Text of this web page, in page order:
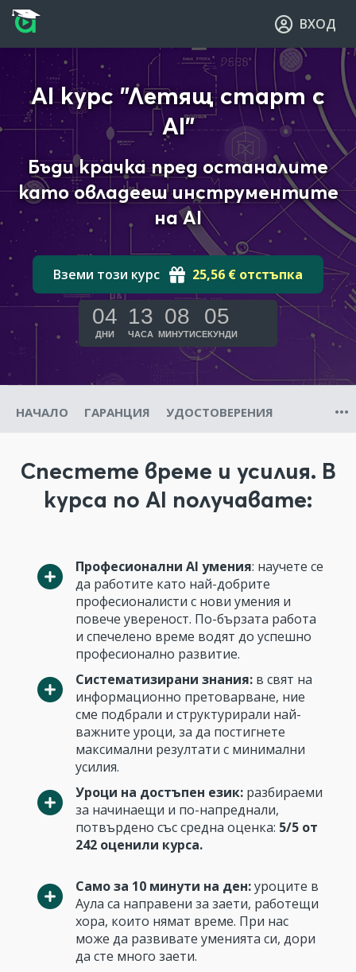
Прескочи към основното съдържание
Прескочи към навигацията
ВХОД
AI курс "Летящ старт с
AI"
Бъди крачка пред останалите
като овладееш инструментите
на AI
Вземи този курс 25,56 € отстъпка
04
ДНИ
13
ЧАСА
08
МИНУТИ
04
СЕКУНДИ
НАЧАЛО ГАРАНЦИЯ УДОСТОВЕРЕНИЯ
Спестете време и усилия. В
курса по AI получавате:
Професионални AI умения: научете се
да работите като най-добрите
професионалисти с нови умения и
повече увереност. По-бързата работа
и спечелено време водят до успешно
професионално развитие.
Систематизирани знания: в свят на
информационно претоварване, ние
сме подбрали и структурирали най-
важните уроци, за да постигнете
максимални резултати с минимални
усилия.
Уроци на достъпен език: разбираеми
за начинаещи и по-напреднали,
потвърдено със средна оценка: 5/5 от
242 оценили курса.
Само за 10 минути на ден:уроците в
Аула са направени за заети, работещи
хора, които нямат време. При нас
може да развивате уменията си, дори
да сте много заети.